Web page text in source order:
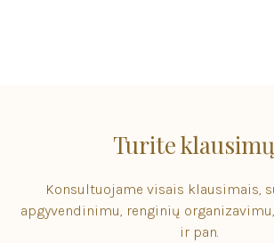
Turite
Konsultuojame visais klausimais,
apgyvendinimu, renginių
ir pan.